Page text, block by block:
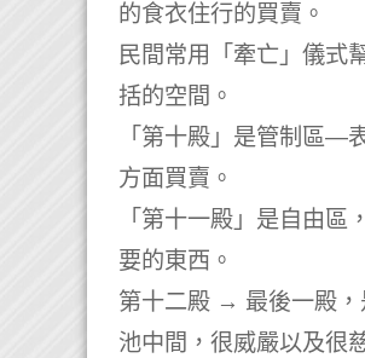
的食衣住行的買賣。
民間常用「牽亡」儀式
括的空間。
「第十殿」是管制區—
方面買賣。
「第十一殿」是自由
要的東西。
第十二殿 → 最後一殿，
池中間，很威嚴以及很